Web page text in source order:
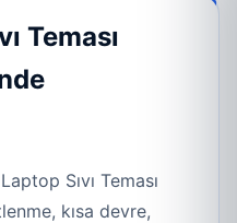
Teması
Sıvı Teması
kısa devre,